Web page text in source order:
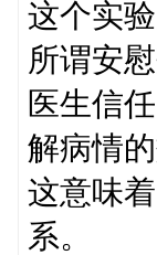
这个实
所谓安
医生信
解病情的
这意味
系。